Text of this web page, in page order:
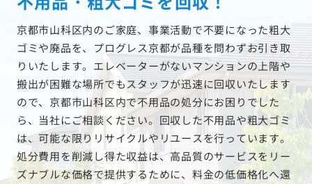
京都市山科区内のご家庭、事業活動で不要になった粗大
ゴミや廃品を、プログレス京都が品種を問わずお引き取
りいたします。エレベーターがないマンションの上階や
搬出が困難な場所でもスタッフが迅速に回収いたします
ので、京都市山科区内で不用品の処分にお困りでした
ら、当社にご相談ください。回収した不用品や粗大ゴミ
は、可能な限りリサイクルやリユースを行っています。
処分費用を削減し得た収益は、高品質のサービスをリー
ズナブルな価格で提供するために、料金の低価格化へ還